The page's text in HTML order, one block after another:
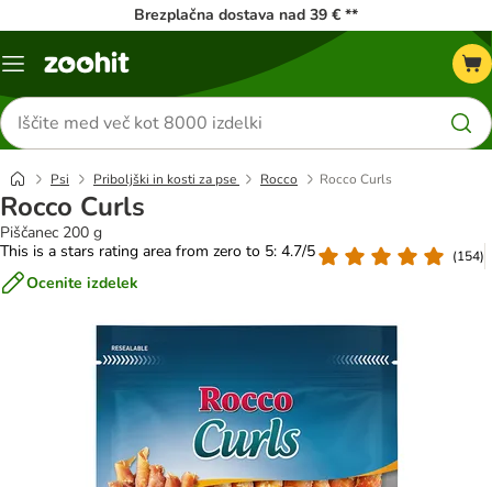
Brezplačna dostava nad 39 € **
Meni
Iskanje
izdelkov
Psi Priboljški in kosti za pse Rocco Rocco Curls
Rocco Curls
Piščanec 200 g
This is a stars rating area from zero to 5: 4.7/5
(154)
Ocenite izdelek